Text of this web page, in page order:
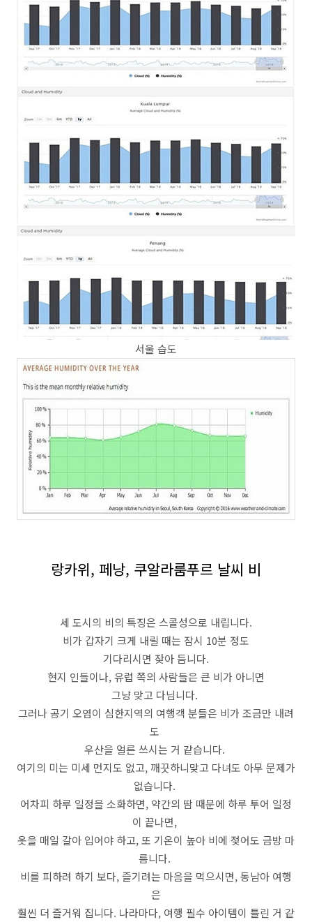
서울 습도
랑카위, 페낭, 쿠알라룸푸르 날씨 비
세 도시의 비의 특징은 스콜성으로 내립니다.
비가 갑자기 크게 내릴 때는 잠시 10분 정도
기다리시면 잦아 듬니다.
현지 인들이나, 유럽 쪽의 사람들은 큰 비가 아니면
그냥 맞고 다님니다.
그러나 공기 오염이 심한지역의 여행객 분들은 비가 조금만 내려
도
우산을 얼른 쓰시는 거 같습니다.
여기의 미는 미세 먼지도 없고, 깨끗하니맞고 다녀도 아무 문제가
없습니다.
어차피 하루 일정을 소화하면, 약간의 땀 때문에 하루 투어 일정
이 끝나면,
옷을 매일 갈아 입어야 하고, 또 기온이 높아 비에 젖어도 금방 마
름니다.
비를 피하려 하기 보다, 즐기려는 마음을 먹으시면, 동남아 여행
은
훨씬 더 즐거워 집니다. 나라마다, 여행 필수 아이템이 틀린 거 같